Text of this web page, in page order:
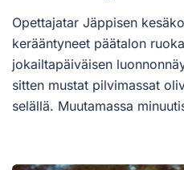
Opettajatar Jäppisen
kerääntyneet päätalon
jokailtapäiväisen
sitten mustat pilvimassat
selällä. Muutamassa